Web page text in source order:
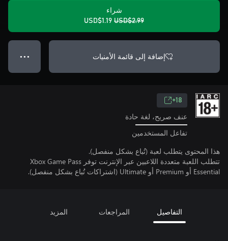
شراء
USD$2.99
USD$1.19
إضافة إلى قائمة الأمنيات ● ● ●
18+
عنف صريح، لغة حادة
تفاعل المستخدمين
هذا المحتوى يتطلب لعبة (تُباع بشكل منفصل).
تتطلب اللعبة متعددة اللاعبين عبر الإنترنت توفر Xbox Game Pass
Essential أو Premium أو Ultimate (اشتراكات تُباع بشكل منفصل).
التفاصيل المراجعات المزيد